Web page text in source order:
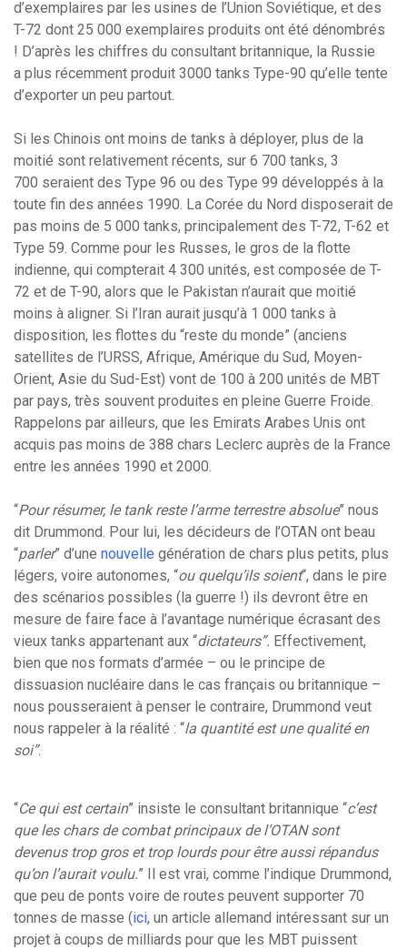
d’exemplaires par les usines de l’Union Soviétique, et des
T-72 dont 25 000 exemplaires produits ont été dénombrés
! D’après les chiffres du consultant britannique, la Russie
a plus récemment produit 3000 tanks Type-90 qu’elle tente
d’exporter un peu partout.
Si les Chinois ont moins de tanks à déployer, plus de la
moitié sont relativement récents, sur 6 700 tanks, 3
700 seraient des Type 96 ou des Type 99 développés à la
toute fin des années 1990. La Corée du Nord disposerait de
pas moins de 5 000 tanks, principalement des T-72, T-62 et
Type 59. Comme pour les Russes, le gros de la flotte
indienne, qui compterait 4 300 unités, est composée de T-
72 et de T-90, alors que le Pakistan n’aurait que moitié
moins à aligner. Si l’Iran aurait jusqu’à 1 000 tanks à
disposition, les flottes du “reste du monde” (anciens
satellites de l’URSS, Afrique, Amérique du Sud, Moyen-
Orient, Asie du Sud-Est) vont de 100 à 200 unités de MBT
par pays, très souvent produites en pleine Guerre Froide.
Rappelons par ailleurs, que les Emirats Arabes Unis ont
acquis pas moins de 388 chars Leclerc auprès de la France
entre les années 1990 et 2000.
“Pour résumer, le tank reste l’arme terrestre absolue” nous
dit Drummond. Pour lui, les décideurs de l’OTAN ont beau
“parler” d’une nouvelle génération de chars plus petits, plus
légers, voire autonomes, “ou quelqu’ils soient“, dans le pire
des scénarios possibles (la guerre !) ils devront être en
mesure de faire face à l’avantage numérique écrasant des
vieux tanks appartenant aux “dictateurs”. Effectivement,
bien que nos formats d’armée – ou le principe de
dissuasion nucléaire dans le cas français ou britannique –
nous pousseraient à penser le contraire, Drummond veut
nous rappeler à la réalité : “la quantité est une qualité en
soi”.
“Ce qui est certain” insiste le consultant britannique “c’est
que les chars de combat principaux de l’OTAN sont
devenus trop gros et trop lourds pour être aussi répandus
qu’on l’aurait voulu.” Il est vrai, comme l’indique Drummond,
que peu de ponts voire de routes peuvent supporter 70
tonnes de masse (ici, un article allemand intéressant sur un
projet à coups de milliards pour que les MBT puissent